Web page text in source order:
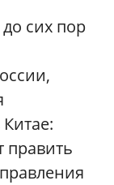
сих пор
править